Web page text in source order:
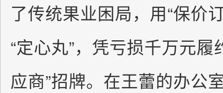
了传统果业困局，用“保价
“定心丸”，凭亏损千万元
应商”招牌。在王蕾的办公